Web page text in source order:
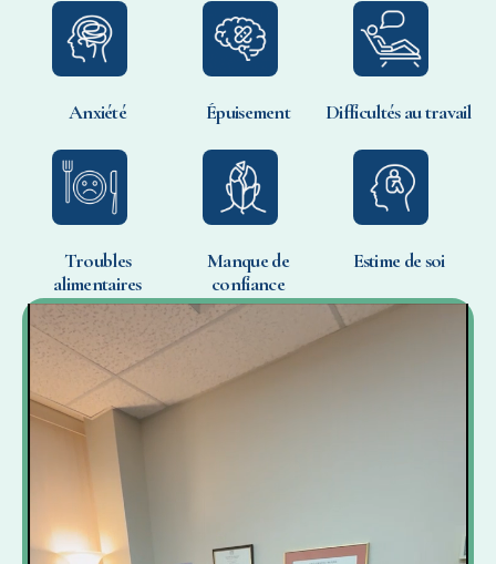
Anxiété Épuisement Difficultés au travail
Troubles
alimentaires
Manque de
confiance
Estime de soi